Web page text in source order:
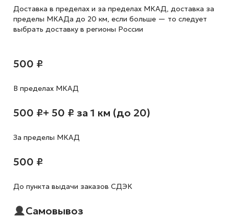
Доставка в пределах и за пределах МКАД, доставка за
пределы МКАДа до 20 км, если больше — то следует
выбрать доставку в регионы России
500 ₽
В пределах МКАД
500 ₽+ 50 ₽ за 1 км (до 20)
За пределы МКАД
500 ₽
До пункта выдачи заказов СДЭК
Самовывоз